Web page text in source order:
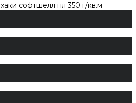
софтшелл пл 350 г/кв.м